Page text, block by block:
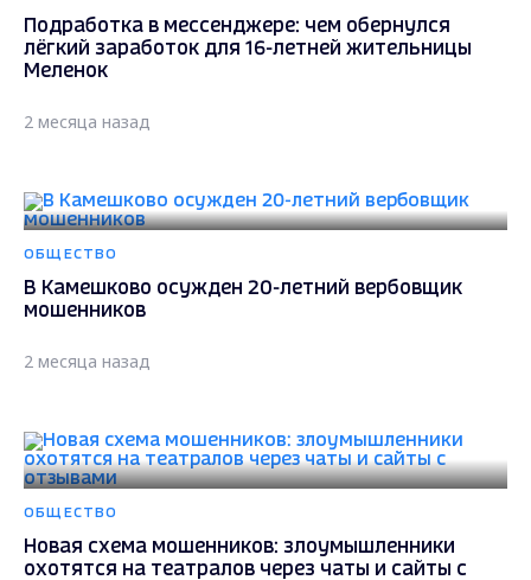
Подработка в мессенджере: чем обернулся
лёгкий заработок для 16-летней жительницы
Меленок
2 месяца назад
ОБЩЕСТВО
В Камешково осужден 20-летний вербовщик
мошенников
2 месяца назад
ОБЩЕСТВО
Новая схема мошенников: злоумышленники
охотятся на театралов через чаты и сайты с